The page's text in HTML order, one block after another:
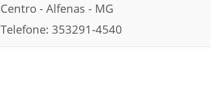
Centro - Alfenas - MG
Telefone: 353291-4540